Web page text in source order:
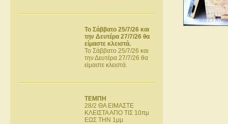
Το Σάββατο 25/7/26 και
την Δευτέρα 27/7/26 θα
είμαστε κλειστά.
Το Σάββατο 25/7/26 και
την Δευτέρα 27/7/26 θα
είμαστε κλειστά.
ΤΕΜΠΗ
28/2 ΘΑ ΕΙΜΑΣΤΕ
ΚΛΕΙΣΤΑ ΑΠΟ ΤΙΣ 10πμ
ΕΩΣ ΤΗΝ 1μμ